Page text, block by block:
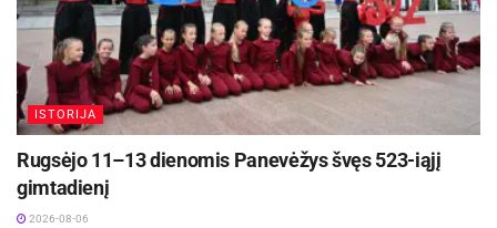
kaleidoskopas: turizmo planavimas piliečių
gerovei“ – 57 tūkst. eurų. Abiem projektams
skiriamas 100 proc. finansavimas.
Šaltinis: Panevėžio miesto savivaldybė
ISTORIJA
Rugsėjo 11–13 dienomis Panevėžys švęs 523-iąjį
gimtadienį
2026-08-06